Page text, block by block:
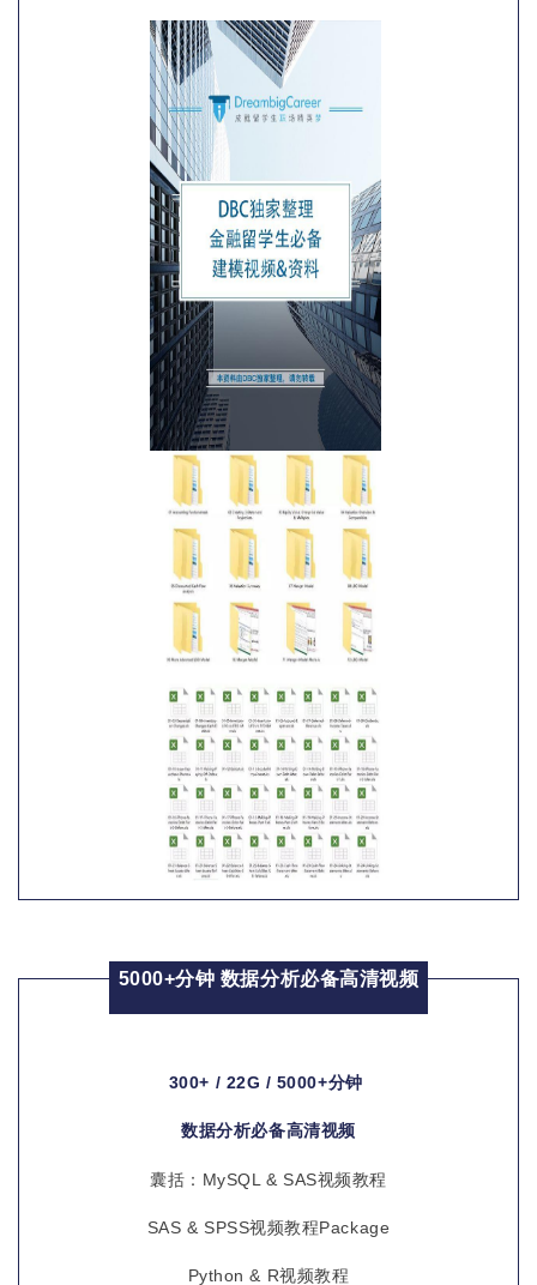
5000+分钟 数据分析必备高清视频
300+ / 22G / 5000+分钟
数据分析必备高清视频
囊括：MySQL & SAS视频教程
SAS & SPSS视频教程Package
Python & R视频教程